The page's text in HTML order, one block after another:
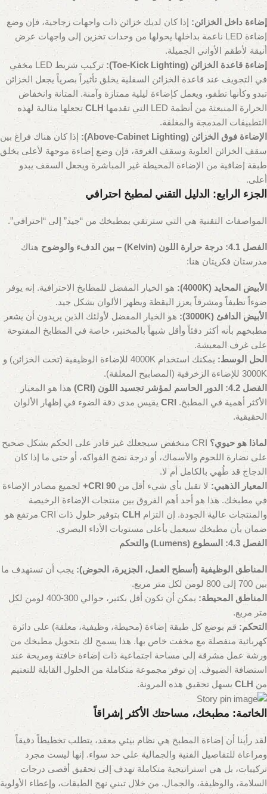
إضاءة داخل الخزائن: إذا كان لديك خزائن ذات واجهات زجاجية، فإن وضع
إضاءة LED ناعمة بداخلها يحولها من وحدات تخزين إلى واجهات عرض
أنيقة لأطقم الأواني الجميلة.
إضاءة قاعدة الخزائن (Toe-Kick Lighting):
تركيب شريط LED مخفي
في التجويف عند قاعدة الخزائن السفلية يخلق تأثيراً بصرياً يجعل الخزائن
تبدو وكأنها تطفو، ويعمل كإضاءة ليلية ممتازة وآمنة. المتانة وانخفاض
الحرارة المنبعثة من أنظمة LED التي تقدمها
CLH تجعلها مثالية لهذه
التطبيقات المدمجة والمغلقة.
الإضاءة فوق الخزائن (Above-Cabinet Lighting):
إذا كان هناك فراغ بين
سقف الخزائن العلوية وسقف الغرفة، فإن وضع إضاءة موجهة لأعلى يخلق
طبقة إضافية من الإضاءة المحيطة غير المباشرة ويجعل السقف يبدو
أعلى.
الجزء الرابع: الدليل التقني لمطبخ احترافي
المواصفات التقنية هي التي سترتقي بمطبخك من “جيد” إلى “احترافي”.
الفصل 4.1: درجة حرارة اللون (Kelvin) – بين الدفء والوضوح
هناك
مدرستان فكريتان هنا:
الأبيض المحايد (4000K):
هو الخيار المفضل للمطابخ الاحترافية. إنه يوفر
ضوءاً نظيفاً ومشرقاً يعزز اليقظة ويظهر الألوان بشكل جيد.
الأبيض الدافئ (3000K):
هو الخيار المفضل لأولئك الذين يريدون أن يشعر
مطبخهم بأنه أكثر دفئاً وأقل شبهاً بالمختبر، خاصة في المطابخ المفتوحة
على غرف المعيشة.
الحل الوسط:
يمكنك استخدام 4000K للإضاءة الوظيفية (تحت الخزائن) و
3000K للإضاءة الزخرفية (المصابيح المعلقة).
الفصل 4.2: الدور الحاسم لمؤشر تجسيد اللون (CRI)
هذا هو المعيار
الأكثر أهمية في المطبخ. CRI يقيس مدى دقة الضوء في إظهار الألوان
الحقيقية.
لماذا هو حيوي؟
CRI منخفض سيجعلك غير قادر على الحكم بشكل صحيح
على نضارة اللحوم والأسماك، أو درجة نضج الفواكه، أو حتى ما إذا كان
الدجاج قد طُهي بالكامل أم لا.
المعيار الذهبي:لا تقبل بأي شيء أقل من CRI 90+
لجميع مصادر الإضاءة
في مطبخك. هذا هو أحد أهم الفروق بين منتجات الإضاءة الرخيصة
والمنتجات عالية الجودة. إن التزام CLH
بتوفير حلول ذات CRI مرتفع هو
ضمان بأن مطبخك سيعمل بأعلى مستويات الأداء البصري.
الفصل 4.3: السطوع (Lumens) والتحكم
المناطق الوظيفية (أسطح العمل، الجزيرة، الحوض): يجب أن تستهدف ما
بين 700 إلى 800 لومن لكل متر مربع.
المناطق المحيطة:
يمكن أن تكون أقل بكثير، حوالي 300-400 لومن لكل
متر مربع.
التحكم: قم بوضع كل طبقة إضاءة (محيطة، وظيفية، معلقة) على دائرة
كهربائية منفصلة مع مخفت خاص بها. هذا يسمح لك بتحويل مطبخك من
ورشة عمل مشرقة إلى مساحة اجتماعية ذات إضاءة خافتة ومريحة عند
استضافة الضيوف. إن توفر مجموعة متكاملة من الحلول القابلة للتعتيم
من CLH يسهل تحقيق هذه المرونة.
الخاتمة: مطبخك، مساحتك الأكثر إشراقاً
لقد رأينا أن إضاءة المطبخ هي نظام بيئي معقد، يتطلب تخطيطاً دقيقاً
ومراعاة للتفاصيل الفنية والجمالية على حد سواء. إنها ليست مجرد
تركيبات، بل هي استراتيجية متكاملة تهدف إلى تحقيق أقصى درجات
السلامة، والوظيفة، والجمال. من خلال تبني نهج الطبقات، وإعطاء الأولوية